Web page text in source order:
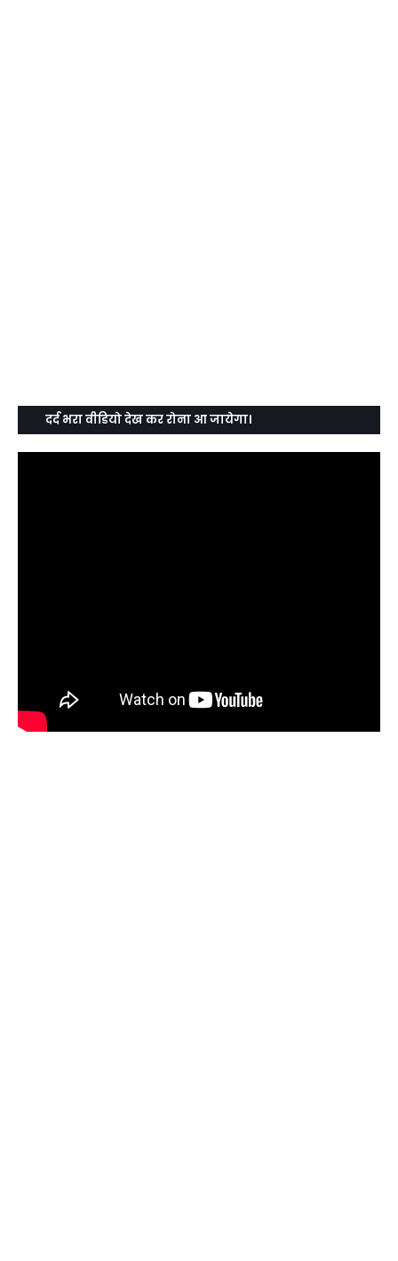
दर्द भरा वीडियो देख कर रोना आ जायेगा।